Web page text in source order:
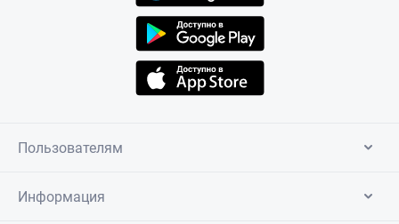
Пользователям
Информация